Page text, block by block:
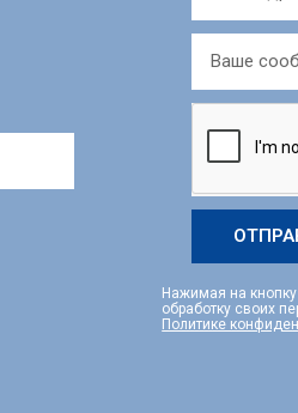
Нажимая на кнопку
обработку своих
Политике